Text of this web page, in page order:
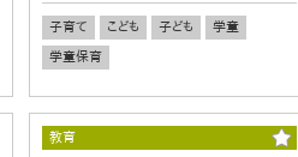
子育て こども 子ども
学童
学童保育
教育